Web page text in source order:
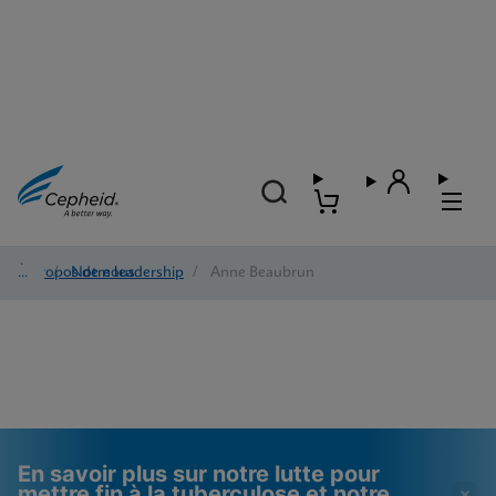
À propos de nous
/ Notre leadership / Anne Beaubrun
En savoir plus sur notre lutte pour